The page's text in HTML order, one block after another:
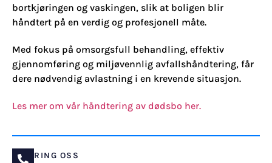
bortkjøringen og vaskingen, slik at boligen blir
håndtert på en verdig og profesjonell måte.
Med fokus på omsorgsfull behandling, effektiv
gjennomføring og miljøvennlig avfallshåndtering, får
dere nødvendig avlastning i en krevende situasjon.
Les mer om vår håndtering av dødsbo her.
RING OSS